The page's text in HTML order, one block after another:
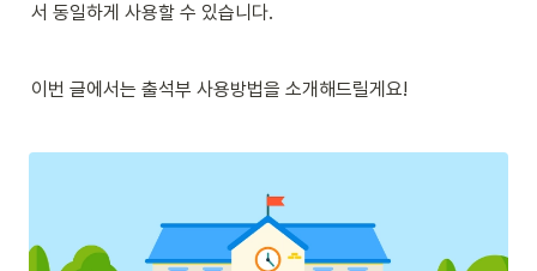
서 동일하게 사용할 수 있습니다.
이번 글에서는 출석부 사용방법을 소개해드릴게요!